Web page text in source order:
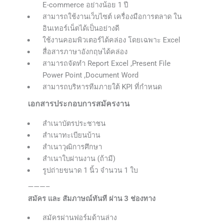
E-commerce อย่างน้อย 1 ปี
สามารถใช้งานเว็บไซต์ เครื่องมือการตลาด ใน
อินเทอร์เน็ตได้เป็นอย่างดี
ใช้งานคอมพิวเตอร์ได้คล่อง โดยเฉพาะ Excel
สื่อสารภาษาอังกฤษได้คล่อง
สามารถจัดทำ Report Excel ,Present File
Power Point ,Document Word
สามารถบริหารทีมภายใต้ KPI ที่กำหนด
เอกสารประกอบการสมัครงาน
สำเนาบัตรประชาชน
สำเนาทะเบียนบ้าน
สำเนาวุฒิการศึกษา
สำเนาใบผ่านงาน (ถ้ามี)
รูปถ่ายขนาด 1 นิ้ว จำนวน 1 ใบ
———–
สมัคร และ สัมภาษณ์ทันที ผ่าน 3 ช่องทาง
สมัครผ่านฟอร์มด้านล่าง